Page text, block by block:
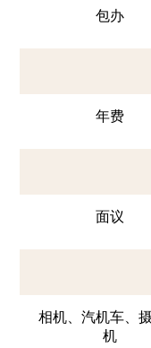
包办
年费
面议
相机、汽机车、
机